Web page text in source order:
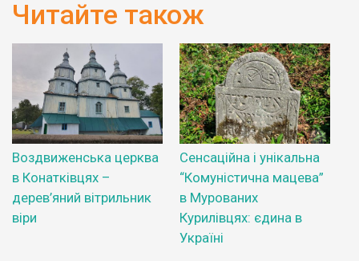
Читайте також
Воздвиженська церква
в Конатківцях –
дерев’яний вітрильник
віри
Сенсаційна і унікальна
“Комуністична мацева”
в Мурованих
Курилівцях: єдина в
Україні